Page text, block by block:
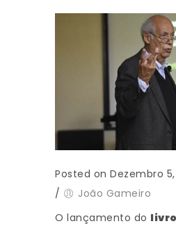
Posted on Dezembro
/
João Gameiro
O lançamento do